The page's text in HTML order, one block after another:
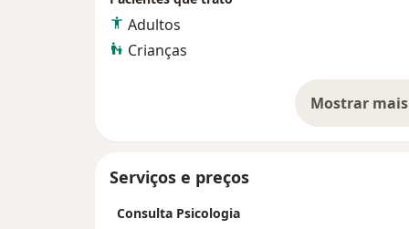
auto- mutilação.
Adultos
Crianças
Mostrar
Serviços e preços
Consulta Psicologia